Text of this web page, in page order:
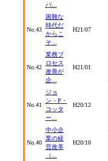
バ...
No.43
困難な
時代だ
からこ
そ...
H21/07
No.42
業務プ
ロセス
改善が
企...
H21/01
No.41
ジョ
ン・P・
コッタ
ー...
H20/12
No.40
中小企
業の経
営改革
（...
H20/10